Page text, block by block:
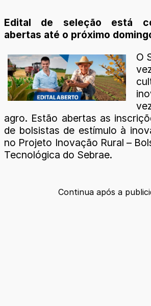
Edital de seleção está
abertas até o próximo
O
agro. Estão abertas as
de bolsistas de estímulo à
no Projeto Inovação Rural –
Tecnológica do Sebrae.
Continua após a